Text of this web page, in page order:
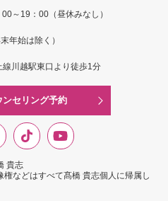
～19：00（昼休みなし）
年始は除く）
線川越駅東口より徒歩1分
ンセリング予約
貴志
などはすべて髙橋 貴志個人に帰属し